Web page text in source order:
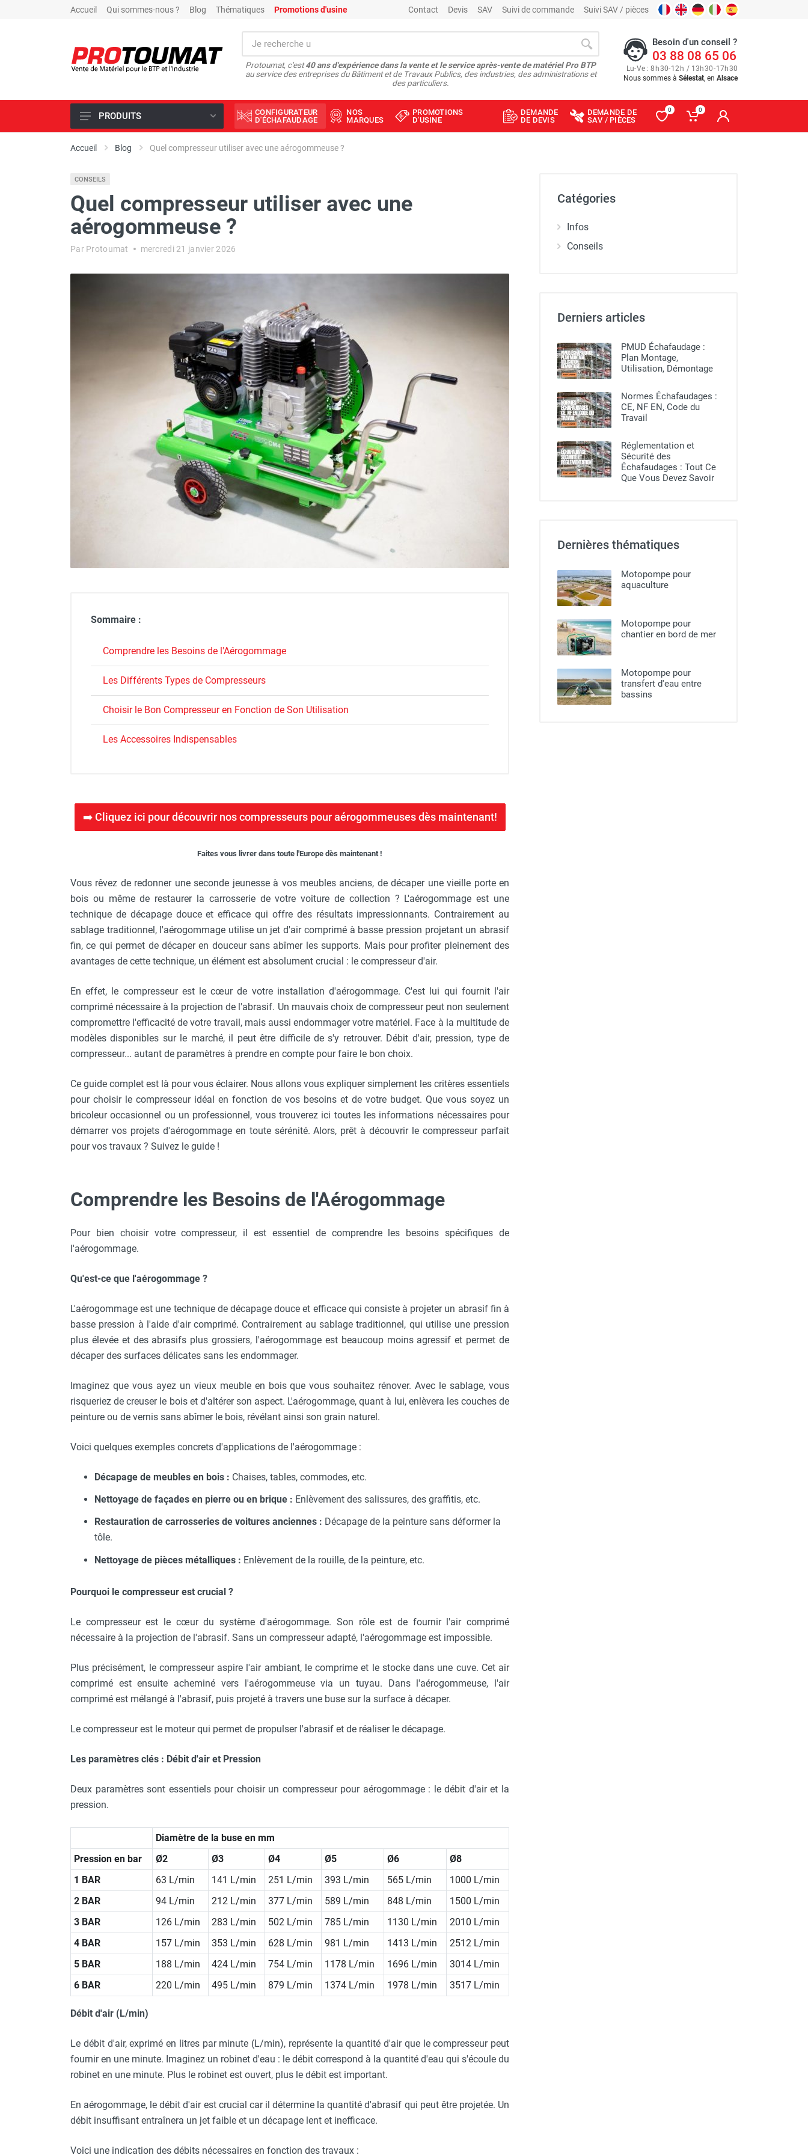
Accueil Qui sommes-nous ? Blog Thématiques Promotions d'usine Contact Devis SAV Suivi de commande Suivi SAV / pièces
Protoumat, c'est40 ans d'expérience dans la vente et le service après-vente de matériel Pro BTP
au service des entreprises du Bâtiment et de Travaux Publics, des industries, des administrations et
des particuliers.
Besoin d'un conseil ?
03 88 08 65 06
Lu-Ve : 8h30-12h / 13h30-17h30
Nous sommes à Sélestat, en Alsace
PROMOTIONS D'USINE
SCIAGE ET FORAGE
ÉCLAIRAGE DE CHANTIER
TRAVAIL DU BÉTON
MALAXEUR
ÉQUIPEMENT DE CHANTIER
MACHINE DE PROJECTION ET
POMPE ET PISTOLET À
DÉCOLLEUSE À PAPIER PEINT
ET MOQUETTE
TRANSPALETTE, GERBEUR ET
ASPIRATEUR ET NETTOYAGE
DU SOL
ÉQUIPEMENT DE
PROTECTION INDIVIDUELLE
DÉNEIGEMENT
STOCKAGE, CUVE ET
MOBILIER
ACCESSOIRES ET
FOURNITURES
PRODUITS
CONFIGURATEUR
D'ÉCHAFAUDAGE
NOS
MARQUES
PROMOTIONS
D'USINE
DEMANDE
DE DEVIS
DEMANDE DE
SAV / PIÈCES
0 0
Accueil Blog Quel compresseur utiliser avec une aérogommeuse ?
CONSEILS
Quel compresseur utiliser avec une
aérogommeuse ?
Par Protoumat mercredi 21 janvier 2026
Sommaire :
Comprendre les Besoins de l'Aérogommage
Les Différents Types de Compresseurs
Choisir le Bon Compresseur en Fonction de Son Utilisation
Les Accessoires Indispensables
➡️ Cliquez ici pour découvrir nos compresseurs pour aérogommeuses dès maintenant!
Faites vous livrer dans toute l'Europe dès maintenant !
Vous rêvez de redonner une seconde jeunesse à vos meubles anciens, de décaper une vieille porte en
bois ou même de restaurer la carrosserie de votre voiture de collection ? L'aérogommage est une
technique de décapage douce et efficace qui offre des résultats impressionnants. Contrairement au
sablage traditionnel, l'aérogommage utilise un jet d'air comprimé à basse pression projetant un abrasif
fin, ce qui permet de décaper en douceur sans abîmer les supports. Mais pour profiter pleinement des
avantages de cette technique, un élément est absolument crucial : le compresseur d'air.
En effet, le compresseur est le cœur de votre installation d'aérogommage. C'est lui qui fournit l'air
comprimé nécessaire à la projection de l'abrasif. Un mauvais choix de compresseur peut non seulement
compromettre l'efficacité de votre travail, mais aussi endommager votre matériel. Face à la multitude de
modèles disponibles sur le marché, il peut être difficile de s'y retrouver. Débit d'air, pression, type de
compresseur... autant de paramètres à prendre en compte pour faire le bon choix.
Ce guide complet est là pour vous éclairer. Nous allons vous expliquer simplement les critères essentiels
pour choisir le compresseur idéal en fonction de vos besoins et de votre budget. Que vous soyez un
bricoleur occasionnel ou un professionnel, vous trouverez ici toutes les informations nécessaires pour
démarrer vos projets d'aérogommage en toute sérénité. Alors, prêt à découvrir le compresseur parfait
pour vos travaux ? Suivez le guide !
Comprendre les Besoins de l'Aérogommage
Pour bien choisir votre compresseur, il est essentiel de comprendre les besoins spécifiques de
l'aérogommage.
Qu'est-ce que l'aérogommage ?
L'aérogommage est une technique de décapage douce et efficace qui consiste à projeter un abrasif fin à
basse pression à l'aide d'air comprimé. Contrairement au sablage traditionnel, qui utilise une pression
plus élevée et des abrasifs plus grossiers, l'aérogommage est beaucoup moins agressif et permet de
décaper des surfaces délicates sans les endommager.
Imaginez que vous ayez un vieux meuble en bois que vous souhaitez rénover. Avec le sablage, vous
risqueriez de creuser le bois et d'altérer son aspect. L'aérogommage, quant à lui, enlèvera les couches de
peinture ou de vernis sans abîmer le bois, révélant ainsi son grain naturel.
Voici quelques exemples concrets d'applications de l'aérogommage :
Décapage de meubles en bois : Chaises, tables, commodes, etc.
Nettoyage de façades en pierre ou en brique : Enlèvement des salissures, des graffitis, etc.
Restauration de carrosseries de voitures anciennes : Décapage de la peinture sans déformer la
tôle.
Nettoyage de pièces métalliques : Enlèvement de la rouille, de la peinture, etc.
Pourquoi le compresseur est crucial ?
Le compresseur est le cœur du système d'aérogommage. Son rôle est de fournir l'air comprimé
nécessaire à la projection de l'abrasif. Sans un compresseur adapté, l'aérogommage est impossible.
Plus précisément, le compresseur aspire l'air ambiant, le comprime et le stocke dans une cuve. Cet air
comprimé est ensuite acheminé vers l'aérogommeuse via un tuyau. Dans l'aérogommeuse, l'air
comprimé est mélangé à l'abrasif, puis projeté à travers une buse sur la surface à décaper.
Le compresseur est le moteur qui permet de propulser l'abrasif et de réaliser le décapage.
Les paramètres clés : Débit d'air et Pression
Deux paramètres sont essentiels pour choisir un compresseur pour aérogommage : le débit d'air et la
pression.
Diamètre de la buse en mm
Pression en bar
Ø2 Ø3 Ø4 Ø5 Ø6
Ø8
1 BAR
63 L/min 141 L/min 251 L/min 393 L/min 565 L/min
1000 L/min
2 BAR
94 L/min 212 L/min 377 L/min 589 L/min 848 L/min
1500 L/min
3 BAR
126 L/min 283 L/min 502 L/min 785 L/min 1130 L/min
2010 L/min
4 BAR
157 L/min 353 L/min 628 L/min 981 L/min 1413 L/min
2512 L/min
5 BAR
188 L/min 424 L/min 754 L/min 1178 L/min 1696 L/min
3014 L/min
6 BAR
220 L/min 495 L/min 879 L/min 1374 L/min 1978 L/min 3517 L/min
Débit d'air (L/min)
Le débit d'air, exprimé en litres par minute (L/min), représente la quantité d'air que le compresseur peut
fournir en une minute. Imaginez un robinet d'eau : le débit correspond à la quantité d'eau qui s'écoule du
robinet en une minute. Plus le robinet est ouvert, plus le débit est important.
En aérogommage, le débit d'air est crucial car il détermine la quantité d'abrasif qui peut être projetée. Un
débit insuffisant entraînera un jet faible et un décapage lent et inefficace.
Voici une indication des débits nécessaires en fonction des travaux :
Catégories
Infos
Conseils
Derniers articles
PMUD Échafaudage :
Plan Montage,
Utilisation, Démontage
Normes Échafaudages :
CE, NF EN, Code du
Travail
Réglementation et
Sécurité des
Échafaudages : Tout Ce
Que Vous Devez Savoir
Dernières thématiques
Motopompe pour
aquaculture
Motopompe pour
chantier en bord de mer
Motopompe pour
transfert d'eau entre
bassins